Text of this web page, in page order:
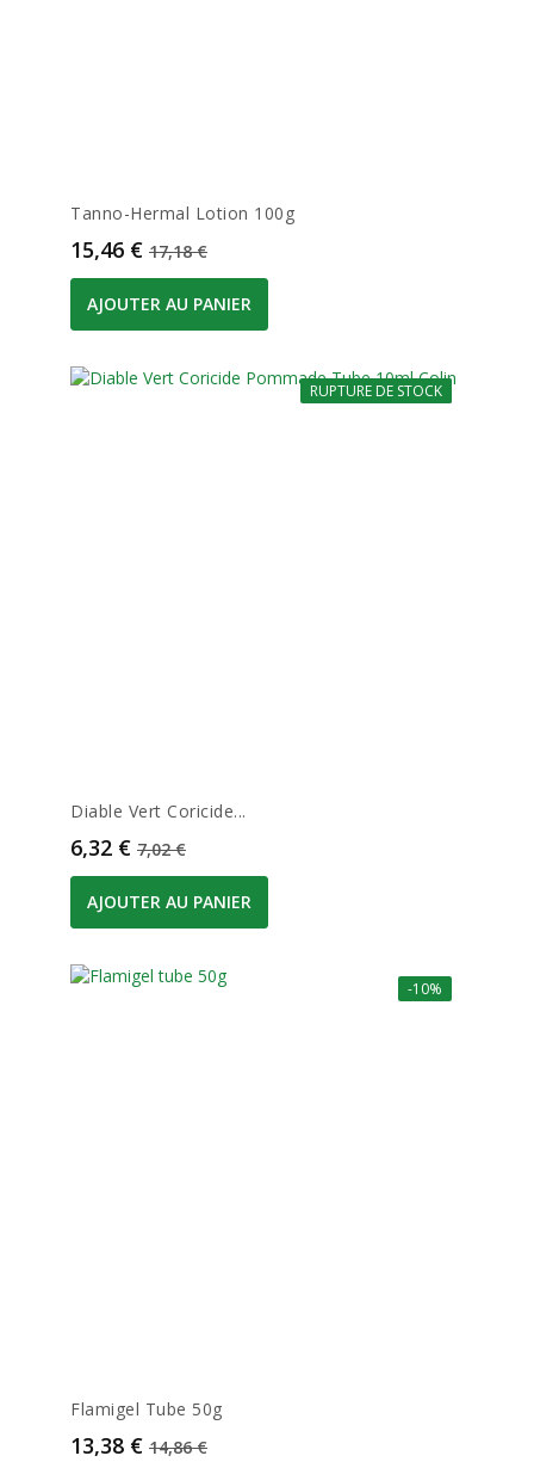
Tanno-Hermal Lotion 100g
Prix
15,46 € Prix de base
17,18 €
AJOUTER AU PANIER
-10%
RUPTURE DE STOCK
Diable Vert Coricide...
Prix
6,32 € Prix de base
7,02 €
AJOUTER AU PANIER
-10%
Flamigel Tube 50g
Prix
13,38 € Prix de base
14,86 €